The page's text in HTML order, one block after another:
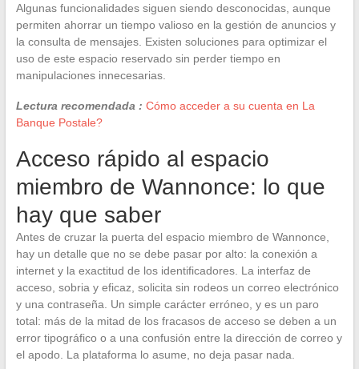
Algunas funcionalidades siguen siendo desconocidas, aunque
permiten ahorrar un tiempo valioso en la gestión de anuncios y
la consulta de mensajes. Existen soluciones para optimizar el
uso de este espacio reservado sin perder tiempo en
manipulaciones innecesarias.
Lectura recomendada : Cómo acceder a su cuenta en La
Banque Postale?
Acceso rápido al espacio
miembro de Wannonce: lo que
hay que saber
Antes de cruzar la puerta del espacio miembro de Wannonce,
hay un detalle que no se debe pasar por alto: la conexión a
internet y la exactitud de los identificadores. La interfaz de
acceso, sobria y eficaz, solicita sin rodeos un correo electrónico
y una contraseña. Un simple carácter erróneo, y es un paro
total: más de la mitad de los fracasos de acceso se deben a un
error tipográfico o a una confusión entre la dirección de correo y
el apodo. La plataforma lo asume, no deja pasar nada.